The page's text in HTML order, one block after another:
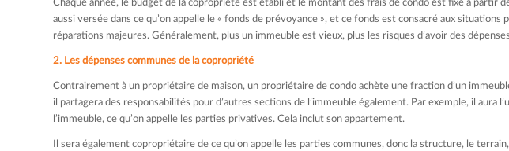
Chaque année, le budget de la copropriété est établi et le montant des frais de condo est fixé à partir
aussi versée dans ce qu’on appelle le « fonds de prévoyance », et ce fonds est consacré aux situations
réparations majeures. Généralement, plus un immeuble est vieux, plus les risques d’avoir des
2. Les dépenses communes de la copropriété
Contrairement à un propriétaire de maison, un propriétaire de condo achète une fraction d’un
il partagera des responsabilités pour d’autres sections de l’immeuble également. Par exemple, il aura
l’immeuble, ce qu’on appelle les parties privatives. Cela inclut son appartement.
Il sera également copropriétaire de ce qu’on appelle les parties communes, donc la structure, le